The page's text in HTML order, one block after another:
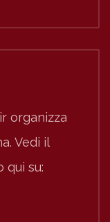
organizza
Vedi il
qui su: